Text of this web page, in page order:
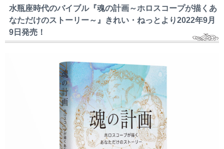
水瓶座時代のバイブル『魂の計画～ホロスコープが描くあ
なただけのストーリー～』きれい・ねっとより2022年9月
9日発売！